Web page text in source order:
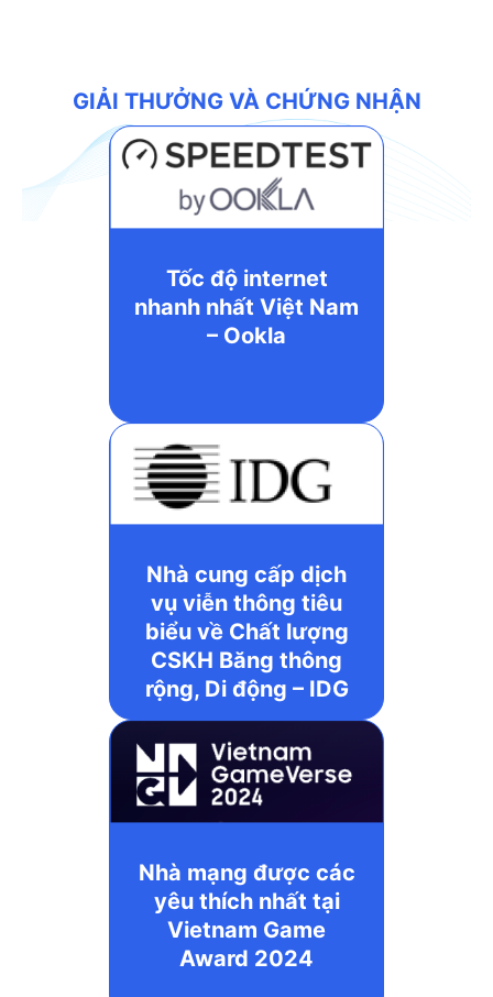
GIẢI THƯỞNG VÀ CHỨNG NHẬN
Tốc độ internet
nhanh nhất Việt Nam
– Ookla
Nhà cung cấp dịch
vụ viễn thông tiêu
biểu về Chất lượng
CSKH Băng thông
rộng, Di động – IDG
Nhà mạng được các
yêu thích nhất tại
Vietnam Game
Award 2024